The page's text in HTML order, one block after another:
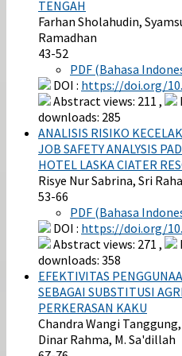
TENGAH
Farhan Sholahudin,
Ramadhan
43-52
PDF (Bahasa
DOI : https://doi.org/
Abstract views: 211 ,
downloads: 285
ANALISIS RISIKO
JOB SAFETY ANALYSIS
HOTEL LASKA CIATER
Risye Nur Sabrina, Sri
53-66
PDF (Bahasa
DOI : https://doi.org/
Abstract views: 271 ,
downloads: 358
EFEKTIVITAS
SEBAGAI SUBSTITUSI
PERKERASAN KAKU
Chandra Wangi
Dinar Rahma, M. Sa'dillah